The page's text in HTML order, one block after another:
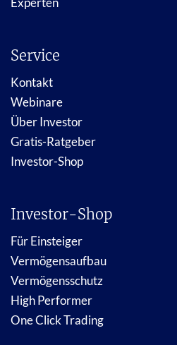
Service
Kontakt
Webinare
Über Investor
Gratis-Ratgeber
Investor-Shop
Investor-Shop
Für Einsteiger
Vermögensaufbau
Vermögensschutz
High Performer
One Click Trading